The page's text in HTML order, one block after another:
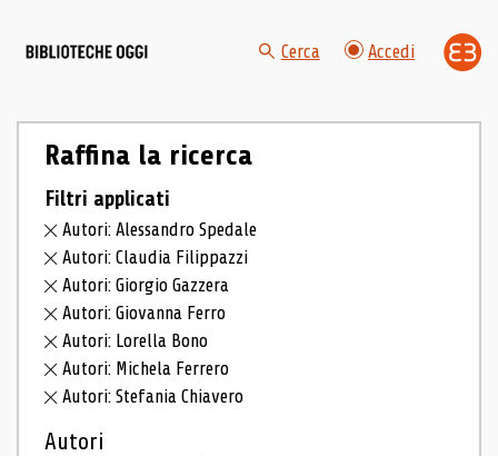
Cerca Accedi
Raffina la ricerca
Filtri applicati
Autori: Alessandro Spedale
Autori: Claudia Filippazzi
Autori: Giorgio Gazzera
Autori: Giovanna Ferro
Autori: Lorella Bono
Autori: Michela Ferrero
Autori: Stefania Chiavero
Autori